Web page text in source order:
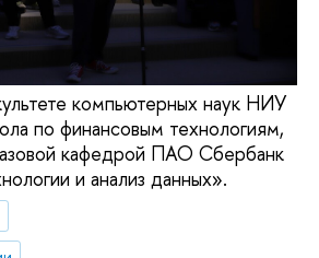
компьютерных наук НИУ
по финансовым технологиям,
кафедрой ПАО Сбербанк
и анализ данных».